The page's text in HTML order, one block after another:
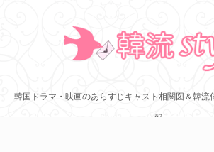
韓国ドラマ・映画のあらすじキャスト相関図＆韓流
報